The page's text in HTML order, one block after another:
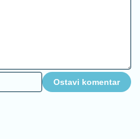
Ostavi komentar